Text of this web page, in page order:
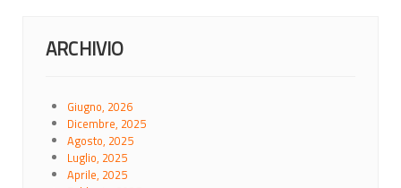
ARCHIVIO
Giugno, 2026
Dicembre, 2025
Agosto, 2025
Luglio, 2025
Aprile, 2025